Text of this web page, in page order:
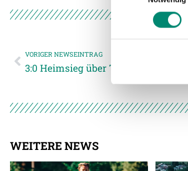
und die Zugriffe
VORIGER NEWSEINTRAG
3:0 Heimsieg über Treibach
WEITERE NEWS